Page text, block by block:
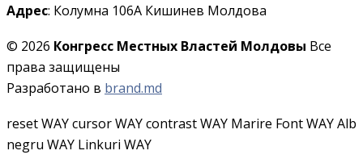
Адрес: Колумна 106A Кишинев Молдова
© 2026 Конгресс Местных Властей Молдовы Все
права защищены
Разработано в brand.md
reset WAYcursor WAYcontrast WAY Marire Font WAYAlb
negru WAY Linkuri WAY